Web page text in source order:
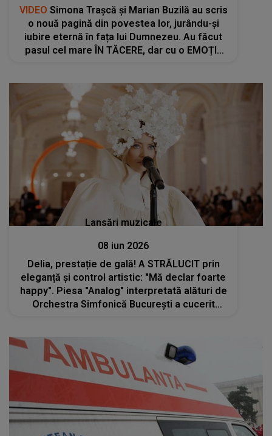
VIDEO Simona Trașcă și Marian Buzilă au scris
o nouă pagină din povestea lor, jurându-și
iubire eternă în fața lui Dumnezeu. Au făcut
pasul cel mare ÎN TĂCERE, dar cu o EMOȚIE
Lansări muzicale
08 iun 2026
Delia, prestație de gală! A STRĂLUCIT prin
eleganță și control artistic: "Mă declar foarte
happy". Piesa "Analog" interpretată alături de
Orchestra Simfonică București a cucerit